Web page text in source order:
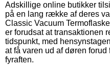
Adskillige online butikker
på en lang række af deres
Classic Vacuum
er forudsat at transaktionen
tidspunkt, med
at få varen ud af døren
fyraften.